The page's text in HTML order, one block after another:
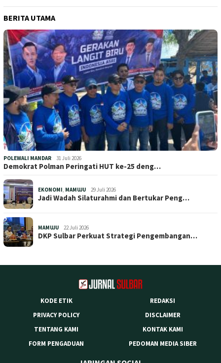
BERITA UTAMA
POLEWALI MANDAR 31 Juli 2026
Demokrat Polman Peringati HUT ke-25 deng…
EKONOMI MAMUJU 29 Juli 2026
Jadi Wadah Silaturahmi dan Bertukar Peng…
MAMUJU 22 Juli 2026
DKP Sulbar Perkuat Strategi Pengembangan…
KODE ETIK
REDAKSI
PRIVACY POLICY
DISCLAIMER
TENTANG KAMI
KONTAK KAMI
FORM PENGADUAN
PEDOMAN MEDIA SIBER